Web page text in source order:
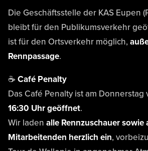
Die Geschäftsstelle der KAS Eupen
bleibt für den Publikumsverkehr
ist für den Ortsverkehr möglich,
Rennpassage.
☕ Café Penalty
Das Café Penalty ist am Donnerstag
16:30 Uhr geöffnet.
Wir laden alle Rennzuschauer sowie
Mitarbeitenden herzlich ein,